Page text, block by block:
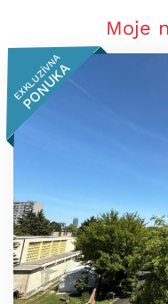
Moje
EXKLUZÍVNA
PONUKA